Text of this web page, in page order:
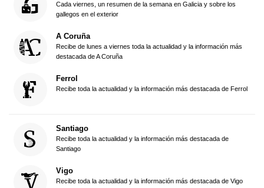
Cada viernes, un resumen de la semana en Galicia y sobre los
gallegos en el exterior
A Coruña
Recibe de lunes a viernes toda la actualidad y la información más
destacada de A Coruña
Ferrol
Recibe toda la actualidad y la información más destacada de Ferrol
Santiago
Recibe toda la actualidad y la información más destacada de
Santiago
Vigo
Recibe toda la actualidad y la información más destacada de Vigo